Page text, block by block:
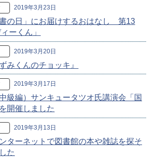
2019年3月23日
書の日」にお届けするおはなし 第13
ーくん」
2019年3月20日
みくんのチョッキ』
2019年3月17日
級編）サンキュータツオ氏講演会「国
開催しました
2019年3月13日
ターネットで図書館の本や雑誌を探そ
た